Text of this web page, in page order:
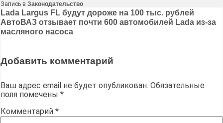
Запись в Законодательство
Навигация
по
Lada Largus FL будут дороже на 100 тыс. рублей
АвтоВАЗ отзывает почти 600 автомобилей Lada из-за
масляного насоса
Добавить комментарий
Ваш адрес email не будет опубликован. Обязательные
поля помечены *
Комментарий *